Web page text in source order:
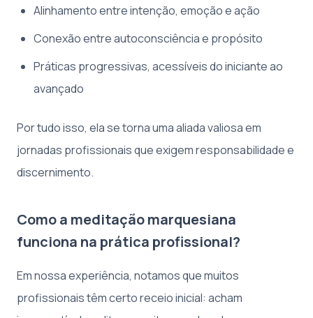
Alinhamento entre intenção, emoção e ação
Conexão entre autoconsciência e propósito
Práticas progressivas, acessíveis do iniciante ao
avançado
Por tudo isso, ela se torna uma aliada valiosa em
jornadas profissionais que exigem responsabilidade e
discernimento.
Como a meditação marquesiana
funciona na prática profissional?
Em nossa experiência, notamos que muitos
profissionais têm certo receio inicial: acham